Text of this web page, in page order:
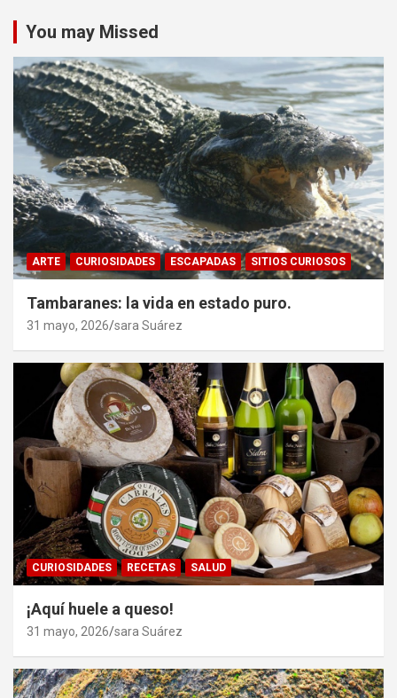
You may Missed
ARTE CURIOSIDADES ESCAPADAS SITIOS CURIOSOS
Tambaranes: la vida en estado puro.
31 mayo, 2026 sara Suárez
CURIOSIDADES RECETAS SALUD
¡Aquí huele a queso!
31 mayo, 2026 sara Suárez